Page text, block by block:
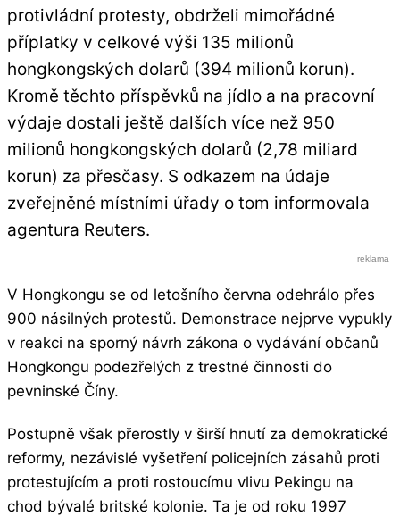
protivládní protesty, obdrželi mimořádné
příplatky v celkové výši 135 milionů
hongkongských dolarů (394 milionů korun).
Kromě těchto příspěvků na jídlo a na pracovní
výdaje dostali ještě dalších více než 950
milionů hongkongských dolarů (2,78 miliard
korun) za přesčasy. S odkazem na údaje
zveřejněné místními úřady o tom informovala
agentura Reuters.
V Hongkongu se od letošního června odehrálo přes
900 násilných protestů. Demonstrace nejprve vypukly
v reakci na sporný návrh zákona o vydávání občanů
Hongkongu podezřelých z trestné činnosti do
pevninské Číny.
Postupně však přerostly v širší hnutí za demokratické
reformy, nezávislé vyšetření policejních zásahů proti
protestujícím a proti rostoucímu vlivu Pekingu na
chod bývalé britské kolonie. Ta je od roku 1997